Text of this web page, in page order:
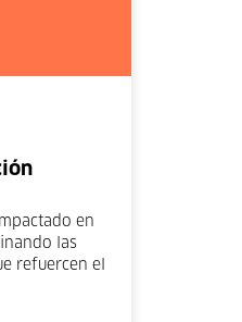
en
las
refuercen el